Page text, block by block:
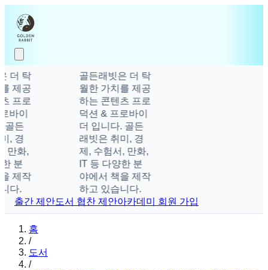
더 탁
제공
프로
바이
골든
, 경
만화,
분
제작
다.
골든래빗은 더 탁
월한 가치를 제공
하는 콘텐츠 프로
덕션 & 프로바이
더 입니다. 골든
래빗은 취미, 경
제, 수험서, 만화,
IT 등 다양한 분
야에서 책을 제작
하고 있습니다.
출간 제안도서 협찬 제안아카데미 회원 가입
홈
/
도서
/